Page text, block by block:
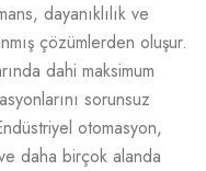
dayanıklılık ve
çözümlerden oluşur.
dahi maksimum
sorunsuz
otomasyon,
daha birçok alanda